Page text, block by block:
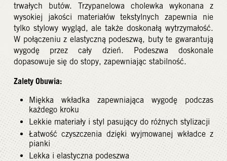
trwałych butów. Trzypanelowa cholewka wykonana z
wysokiej jakości materiałów tekstylnych zapewnia nie
tylko stylowy wygląd, ale także doskonałą wytrzymałość.
W połączeniu z elastyczną podeszwą, buty te gwarantują
wygodę przez cały dzień. Podeszwa doskonale
dopasowuje się do stopy, zapewniając stabilność.
Zalety Obuwia:
Miękka wkładka zapewniająca wygodę podczas
każdego kroku
Lekkie materiały i styl pasujący do różnych stylizacji
Łatwość czyszczenia dzięki wyjmowanej wkładce z
pianki
Lekka i elastyczna podeszwa